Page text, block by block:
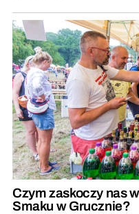
Czym zaskoczy nas
Smaku w Grucznie?